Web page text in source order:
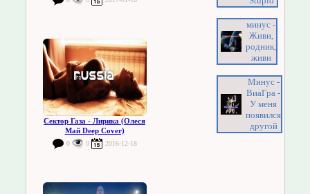
Сектор Газа - Лирика (Олеся
Май Deep Cover)
0 0 2016-12-18
минус -
Живи,
родник,
живи
Минус -
ВиаГра -
У меня
появился
другой